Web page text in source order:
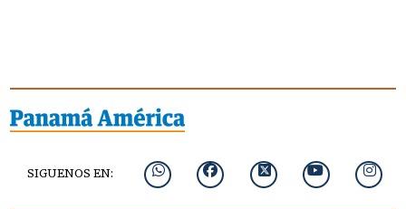
SIGUENOS EN: